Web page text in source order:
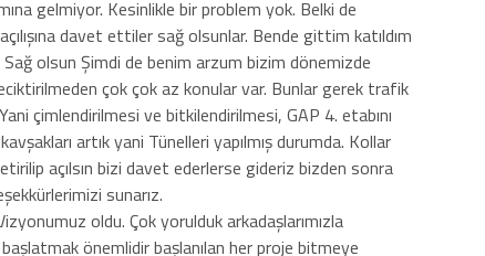
gelmiyor. Kesinlikle bir problem yok. Belki de
davet ettiler sağ olsunlar. Bende gittim katıldım
Sağ olsun Şimdi de benim arzum bizim dönemizde
çok çok az konular var. Bunlar gerek trafik
çimlendirilmesi ve bitkilendirilmesi, GAP 4. etabını
artık yani Tünelleri yapılmış durumda. Kollar
açılsın bizi davet ederlerse gideriz bizden sonra
sunarız.
oldu. Çok yorulduk arkadaşlarımızla
önemlidir başlanılan her proje bitmeye